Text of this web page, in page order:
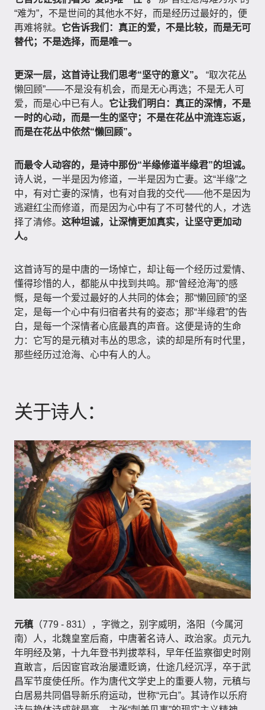
“难为”，不是世间的其他水不好，而是经历过最好的，便
再难将就。 它告诉我们：真正的爱，不是比较，而是无可
替代；不是选择，而是唯一。
更深一层，这首诗让我们思考“坚守的意义”。
“取次花丛
懒回顾”——不是没有机会，而是无心再选；不是无人可
爱，而是心中已有人。 它让我们明白：真正的深情，不是
一时的心动，而是一生的坚守；不是在花丛中流连忘返，
而是在花丛中依然“懒回顾”。
而最令人动容的，是诗中那份“半缘修道半缘君”的坦诚。
诗人说，一半是因为修道，一半是因为亡妻。这“半缘”之
中，有对亡妻的深情，也有对自我的交代——他不是因为
逃避红尘而修道，而是因为心中有了不可替代的人，才选
择了清修。 这种坦诚，让深情更加真实，让坚守更加动
人。
这首诗写的是中唐的一场悼亡，却让每一个经历过爱情、
懂得珍惜的人，都能从中找到共鸣。那“曾经沧海”的感
慨，是每一个爱过最好的人共同的体会；那“懒回顾”的坚
定，是每一个心中有归宿者共有的姿态；那“半缘君”的告
白，是每一个深情者心底最真的声音。这便是诗的生命
力：它写的是元稹对韦丛的思念，读的却是所有时代里，
那些经历过沧海、心中有人的人。
关于诗人：
元稹 （779 - 831），字微之，别字威明，洛阳（今属河
南）人，北魏皇室后裔，中唐著名诗人、政治家。贞元九
年明经及第，十九年登书判拔萃科，早年任监察御史时刚
直敢言，后因宦官政治屡遭贬谪，仕途几经沉浮，卒于武
昌军节度使任所。作为唐代文学史上的重要人物，元稹与
白居易共同倡导新乐府运动，世称“元白”。其诗作以乐府